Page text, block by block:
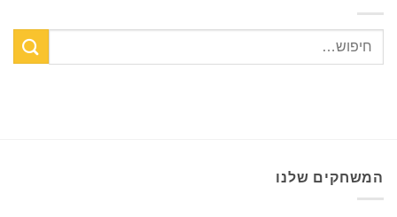
המשחקים שלנו